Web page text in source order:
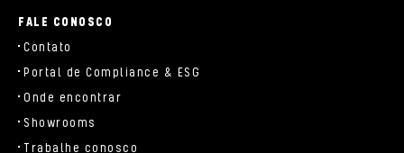
FALE CONOSCO
Contato
Portal de Compliance & ESG
Onde encontrar
Showrooms
Trabalhe conosco